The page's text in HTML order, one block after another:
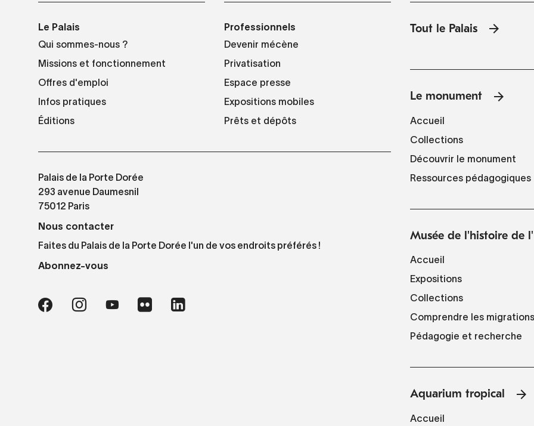
Le Palais
Qui sommes-nous ?
Missions et fonctionnement
Offres d'emploi
Infos pratiques
Éditions
Professionnels
Devenir mécène
Privatisation
Espace presse
Expositions mobiles
Prêts et dépôts
Palais de la Porte Dorée
293 avenue Daumesnil
75012 Paris
Nous contacter
Faites du Palais de la Porte Dorée l'un de vos endroits préférés !
Abonnez-vous
Tout le Palais
Le monument
Accueil
Collections
Découvrir le monument
Ressources pédagogiques
Musée de l'histoire de
Accueil
Expositions
Collections
Comprendre les migrations
Pédagogie et recherche
Aquarium tropical
Accueil